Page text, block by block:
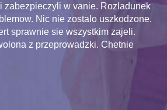
zabezpieczyli w vanie. Rozladunek
Nic nie zostalo uszkodzone.
sprawnie sie wszystkim zajeli.
z przeprowadzki. Chetnie